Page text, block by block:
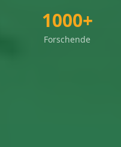
1000+
Forschende